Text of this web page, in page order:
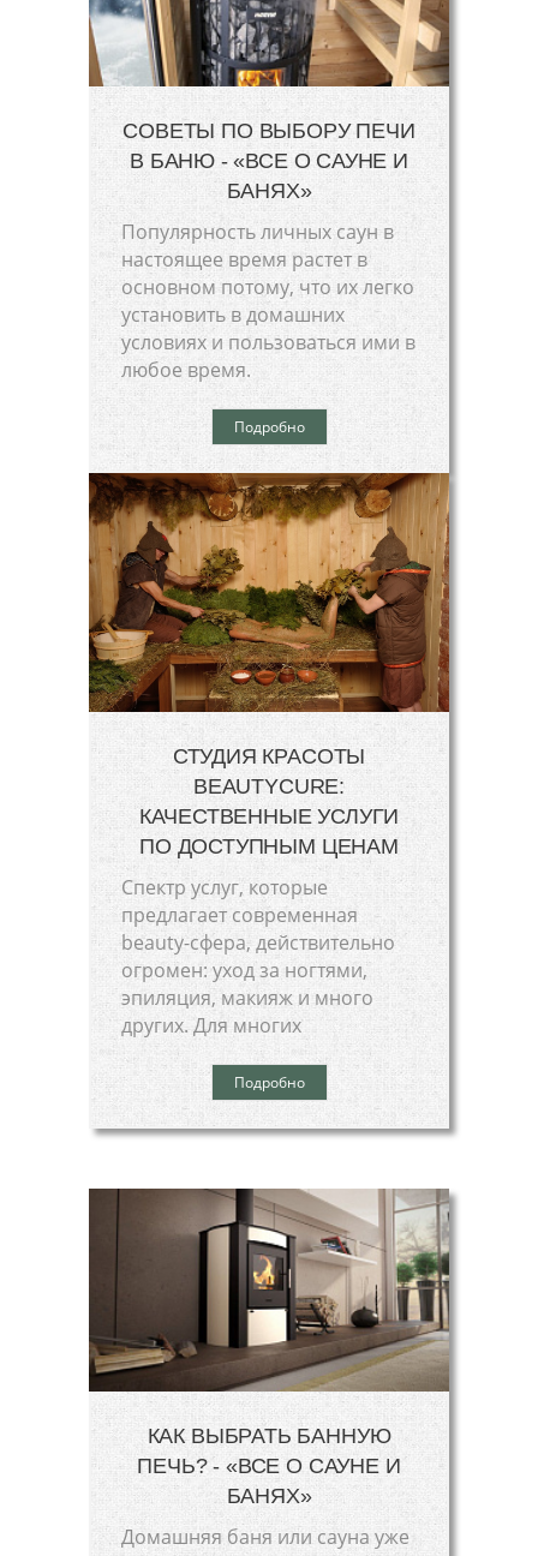
СОВЕТЫ ПО ВЫБОРУ ПЕЧИ
В БАНЮ - «ВСЕ О САУНЕ И
БАНЯХ»
Популярность личных саун в
настоящее время растет в
основном потому, что их легко
установить в домашних
условиях и пользоваться ими в
любое время.
Подробно
СТУДИЯ КРАСОТЫ
BEAUTYCURE:
КАЧЕСТВЕННЫЕ УСЛУГИ
ПО ДОСТУПНЫМ ЦЕНАМ
Спектр услуг, которые
предлагает современная
beauty-сфера, действительно
огромен: уход за ногтями,
эпиляция, макияж и много
других. Для многих
Подробно
КАК ВЫБРАТЬ БАННУЮ
ПЕЧЬ? - «ВСЕ О САУНЕ И
БАНЯХ»
Домашняя баня или сауна уже